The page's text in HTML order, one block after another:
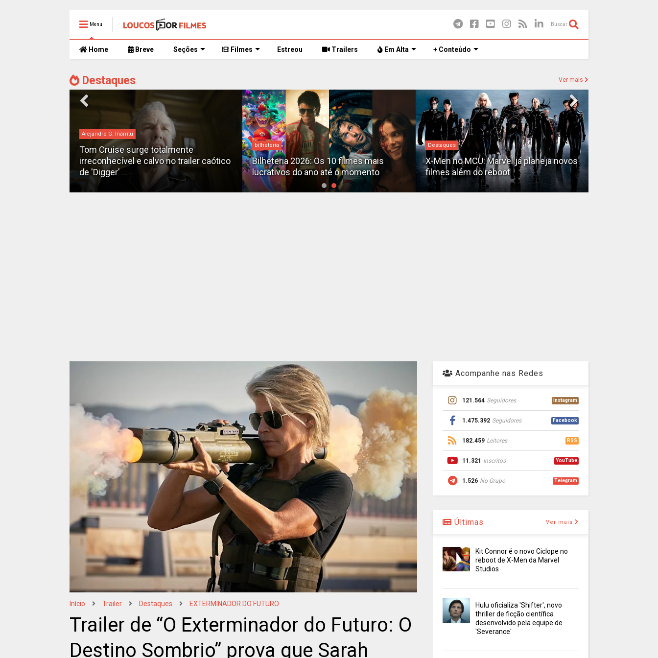
Menu Buscar
Home Breve Seções Filmes Estreou Trailers Em Alta + Conteúdo
Destaques Ver mais
Alejandro G. Iñárritu
Tom Cruise surge totalmente
irreconhecível e calvo no trailer caótico
de 'Digger'
bilheteria
Bilheteria 2026: Os 10 filmes mais
lucrativos do ano até o momento
Destaques
X-Men no MCU: Marvel já planeja novos
filmes além do reboot
Início Trailer Destaques EXTERMINADOR DO FUTURO
Trailer de “O Exterminador do Futuro: O
Destino Sombrio” prova que Sarah
Acompanhe nas Redes
121.564 Seguidores Instagram
1.475.392 Seguidores Facebook
182.459 Leitores RSS
11.321 Inscritos YouTube
1.526 No Grupo Telegram
Últimas Ver mais
Kit Connor é o novo Ciclope no
reboot de X-Men da Marvel
Studios
Hulu oficializa 'Shifter', novo
thriller de ficção científica
desenvolvido pela equipe de
'Severance'